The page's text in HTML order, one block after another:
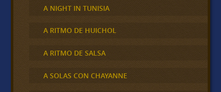
A NIGHT IN TUNISIA
A RITMO DE HUICHOL
A RITMO DE SALSA
A SOLAS CON CHAYANNE